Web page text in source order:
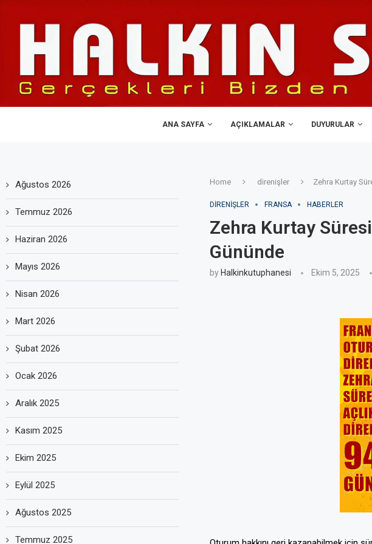
ANA SAYFA AÇIKLAMALAR DUYURULAR
Home direnişler Zehra Kurtay
DIRENIŞLER FRANSA HABERLER
Zehra Kurtay
Gününde
byHalkinkutuphanesi Ekim 5, 2025
Ağustos 2026
Temmuz 2026
Haziran 2026
Mayıs 2026
Nisan 2026
Mart 2026
Şubat 2026
Ocak 2026
Aralık 2025
Kasım 2025
Ekim 2025
Eylül 2025
Ağustos 2025
Temmuz 2025